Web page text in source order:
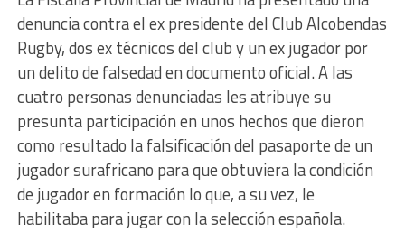
denuncia contra el ex presidente del Club Alcobendas
Rugby, dos ex técnicos del club y un ex jugador por
un delito de falsedad en documento oficial. A las
cuatro personas denunciadas les atribuye su
presunta participación en unos hechos que dieron
como resultado la falsificación del pasaporte de un
jugador surafricano para que obtuviera la condición
de jugador en formación lo que, a su vez, le
habilitaba para jugar con la selección española.